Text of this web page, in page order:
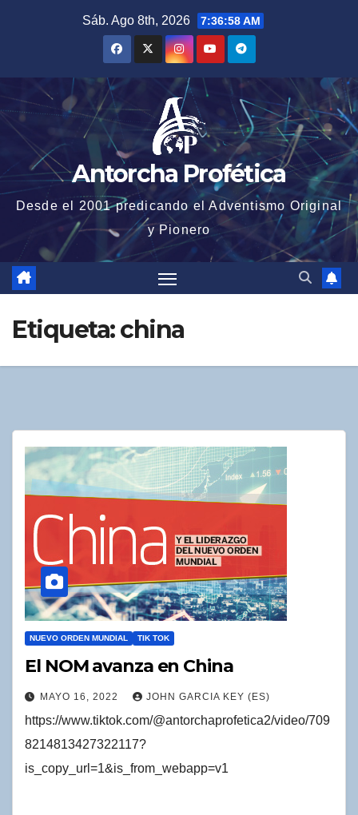
Sáb. Ago 8th, 2026 7:36:58 AM
Antorcha Profética
Desde el 2001 predicando el Adventismo Original
y Pionero
Etiqueta:china
NUEVO ORDEN MUNDIAL TIK TOK
El NOM avanza en China
MAYO 16, 2022 JOHN GARCIA KEY (ES)
https://www.tiktok.com/@antorchaprofetica2/video/709
8214813427322117?
is_copy_url=1&is_from_webapp=v1